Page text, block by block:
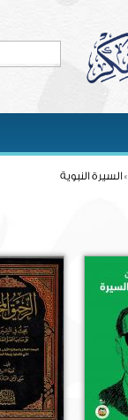
» السيرة النبوية